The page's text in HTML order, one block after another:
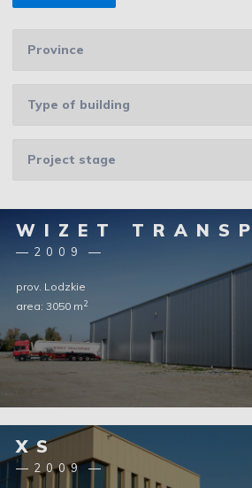
WIZET
2009
prov. Lodzkie
area: 3050 m2
XS
2009